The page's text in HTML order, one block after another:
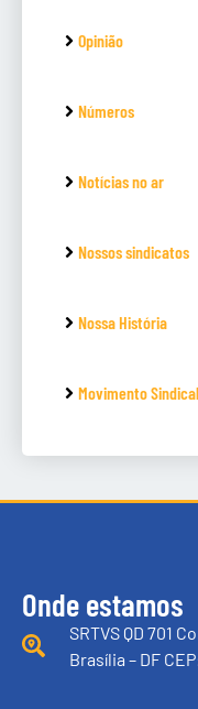
Opinião
Números
Notícias no ar
Nossos sindicatos
Nossa História
Movimento Sindical
Onde estamos
SRTVS QD 701
Brasília – DF